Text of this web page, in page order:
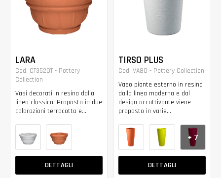
LARA
Cod. CT3520T - Pottery
Collection
Vasi decorati in resina dalla
linea classica. Proposto in due
colorazioni terracotta e...
DETTAGLI
TIRSO PLUS
Cod. VA80 - Pottery Collection
Vaso piante esterno in resina
dalla linea moderna e dal
design accattivante viene
proposto in varie...
DETTAGLI
+ 7